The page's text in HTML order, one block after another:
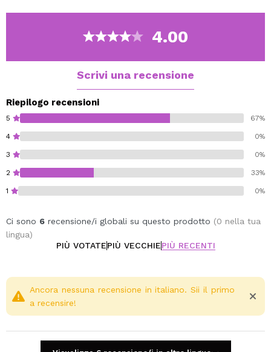
4.00
Scrivi una recensione
Riepilogo recensioni
5 67%
4 0%
3 0%
2 33%
1 0%
Ci sono 6 recensione/i globali su questo prodotto (0 nella tua
lingua)
PIÙ VOTATEPIÙ VECCHIEPIÙ RECENTI
Ancora nessuna recensione in italiano. Sii il primo
a recensire!